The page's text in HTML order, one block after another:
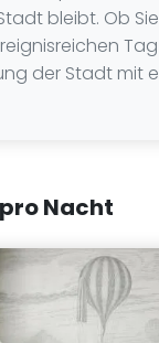
bleibt. Ob
der Stadt
Nacht